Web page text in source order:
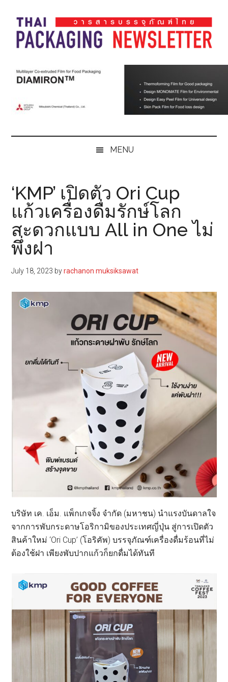
main
content
secondary
menu
primary
sidebar
footer
Thai
Pack
Magazine
Pack
MENU
‘KMP’ เปิดตัว Ori Cup
แก้วเครื่องดื่มรักษ์โลก
สะดวกแบบ All in One ไม่
พึ่งฝา
July 18, 2023 byrachanon muksiksawat
บริษัท เค. เอ็ม. แพ็กเกจจิ้ง จำกัด (มหาชน) นำแรงบันดาลใจ
จากการพับกระดาษโอริกามิของประเทศญี่ปุ่น สู่การเปิดตัว
สินค้าใหม่ ‘Ori Cup’ (โอริคัพ) บรรจุภัณฑ์เครื่องดื่มร้อนที่ไม่
ต้องใช้ฝา เพียงพับปากแก้วก็ยกดื่มได้ทันที